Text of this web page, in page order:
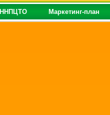
ННПЦТО Маркетинг-план